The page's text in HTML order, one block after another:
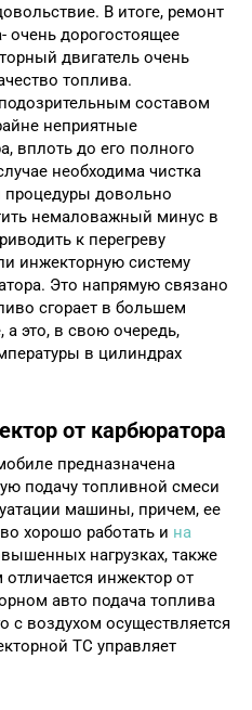
В итоге, ремонт
очень дорогостоящее
двигатель очень
топлива.
составом
неприятные
вплоть до его полного
необходима чистка
процедуры довольно
немаловажный минус в
к перегреву
инжекторную систему
Это напрямую связано
сгорает в большем
это, в свою очередь,
в цилиндрах
от карбюратора
предназначена
подачу топливной смеси
машины, причем, ее
хорошо работать и на
нагрузках, также
инжектор от
авто подача топлива
с воздухом осуществляется
ТС управляет